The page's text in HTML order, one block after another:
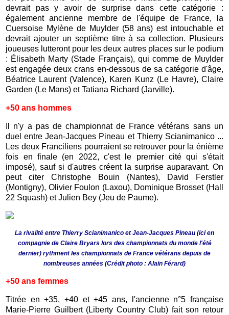
devrait pas y avoir de surprise dans cette catégorie :
également ancienne membre de l'équipe de France, la
Cuersoise Mylène de Muylder (58 ans) est intouchable et
devrait ajouter un septième titre à sa collection. Plusieurs
joueuses lutteront pour les deux autres places sur le podium
: Élisabeth Marty (Stade Français), qui comme de Muylder
est engagée deux crans en-dessous de sa catégorie d'âge,
Béatrice Laurent (Valence), Karen Kunz (Le Havre), Claire
Garden (Le Mans) et Tatiana Richard (Jarville).
+50 ans hommes
Il n'y a pas de championnat de France vétérans sans un
duel entre Jean-Jacques Pineau et Thierry Scianimanico ...
Les deux Franciliens pourraient se retrouver pour la énième
fois en finale (en 2022, c'est le premier cité qui s'était
imposé), sauf si d'autres créent la surprise auparavant. On
peut citer Christophe Bouin (Nantes), David Ferstler
(Montigny), Olivier Foulon (Laxou), Dominique Brosset (Hall
22 Squash) et Julien Bey (Jeu de Paume).
La rivalité entre Thierry Scianimanico et Jean-Jacques Pineau (ici en
compagnie de Claire Bryars lors des championnats du monde l'été
dernier) rythment les championnats de France vétérans depuis de
nombreuses années (Crédit photo : Alain Férard)
+50 ans femmes
Titrée en +35, +40 et +45 ans, l'ancienne n°5 française
Marie-Pierre Guilbert (Liberty Country Club) fait son retour